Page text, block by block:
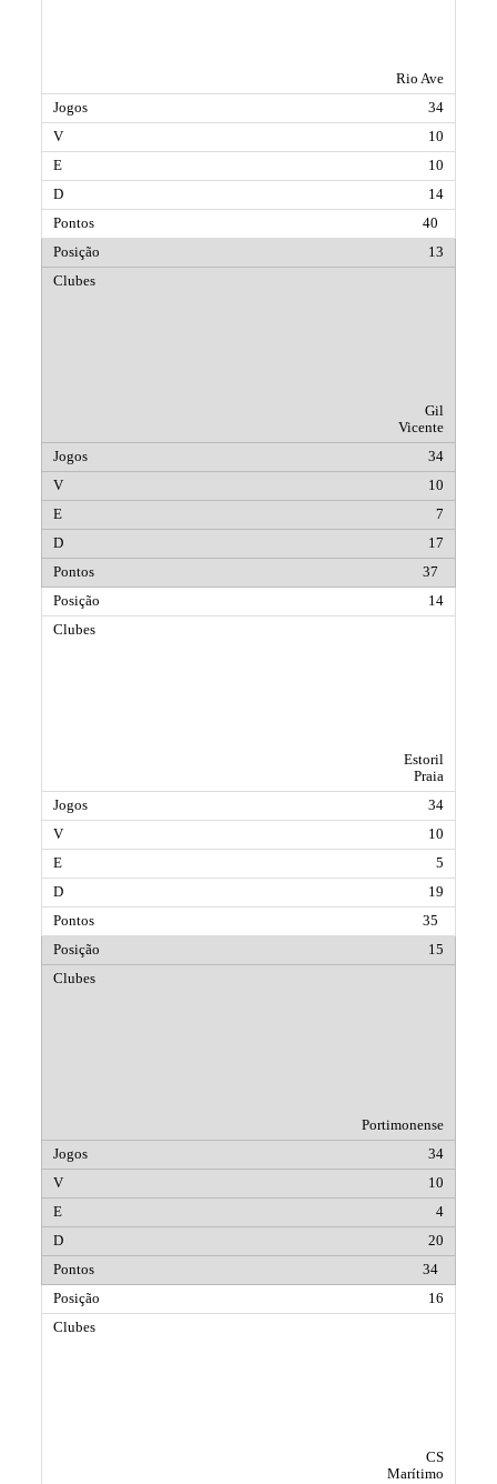
Rio Ave
34
10
10
14
40
13
Gil
Vicente
34
10
7
17
37
14
Estoril
Praia
34
10
5
19
35
15
Portimonense
34
10
4
20
34
16
CS
Marítimo